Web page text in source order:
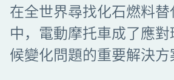
在全世界尋找化石燃料
中，電動摩托車成了應
候變化問題的重要解決方